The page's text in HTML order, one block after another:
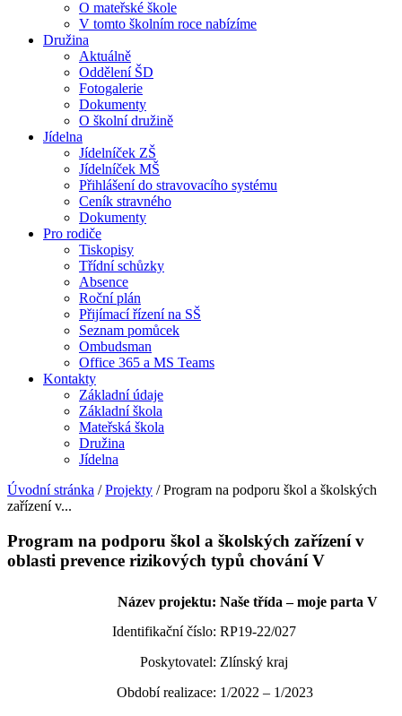
O mateřské škole
V tomto školním roce nabízíme
Družina
Aktuálně
Oddělení ŠD
Fotogalerie
Dokumenty
O školní družině
Jídelna
Jídelníček ZŠ
Jídelníček MŠ
Přihlášení do stravovacího systému
Ceník stravného
Dokumenty
Pro rodiče
Tiskopisy
Třídní schůzky
Absence
Roční plán
Přijímací řízení na SŠ
Seznam pomůcek
Ombudsman
Office 365 a MS Teams
Kontakty
Základní údaje
Základní škola
Mateřská škola
Družina
Jídelna
Úvodní stránka /Projekty /Program na podporu škol a školských
zařízení v...
Program na podporu škol a školských zařízení v
oblasti prevence rizikových typů chování V
Název projektu: Naše třída – moje parta V
Identifikační číslo: RP19-22/027
Poskytovatel: Zlínský kraj
Období realizace: 1/2022 – 1/2023